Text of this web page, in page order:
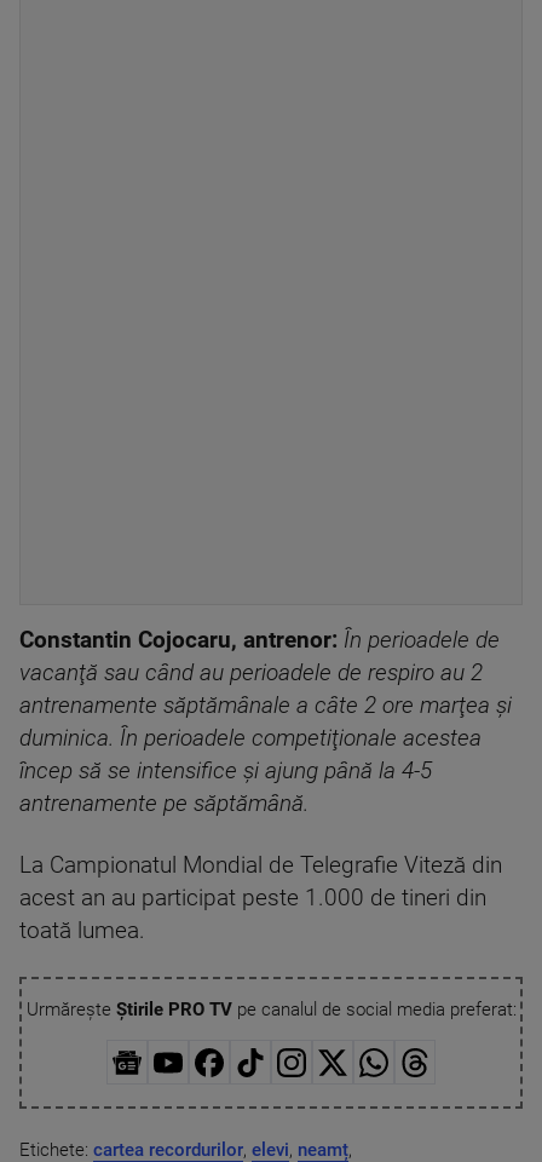
Constantin Cojocaru, antrenor: În perioadele de
vacanţă sau când au perioadele de respiro au 2
antrenamente săptămânale a câte 2 ore marţea şi
duminica. În perioadele competiţionale acestea
încep să se intensifice şi ajung până la 4-5
antrenamente pe săptămână.
La Campionatul Mondial de Telegrafie Viteză din
acest an au participat peste 1.000 de tineri din
toată lumea.
Urmărește Știrile PRO TVpe canalul de social media preferat:
Etichete: cartea recordurilor, elevi, neamț,